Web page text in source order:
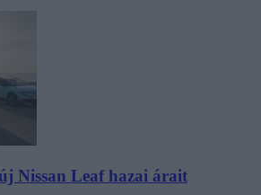
Nissan Leaf hazai árait